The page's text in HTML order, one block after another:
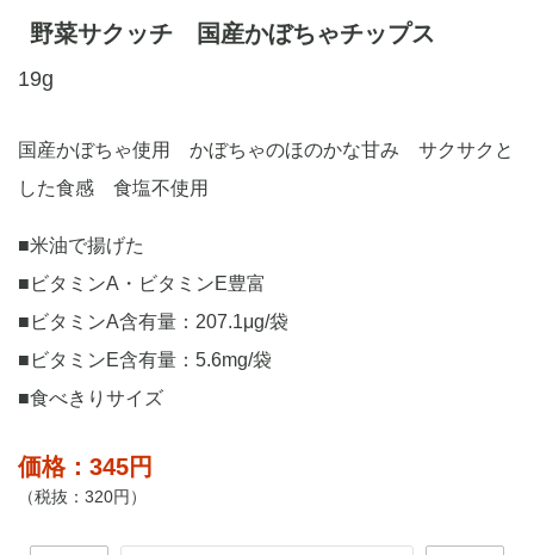
野菜サクッチ 国産かぼちゃチップス
19g
国産かぼちゃ使用 かぼちゃのほのかな甘み サクサクと
した食感 食塩不使用
■米油で揚げた
■ビタミンA・ビタミンE豊富
■ビタミンA含有量：207.1μg/袋
■ビタミンE含有量：5.6mg/袋
■食べきりサイズ
価格：345円
（税抜：320円）